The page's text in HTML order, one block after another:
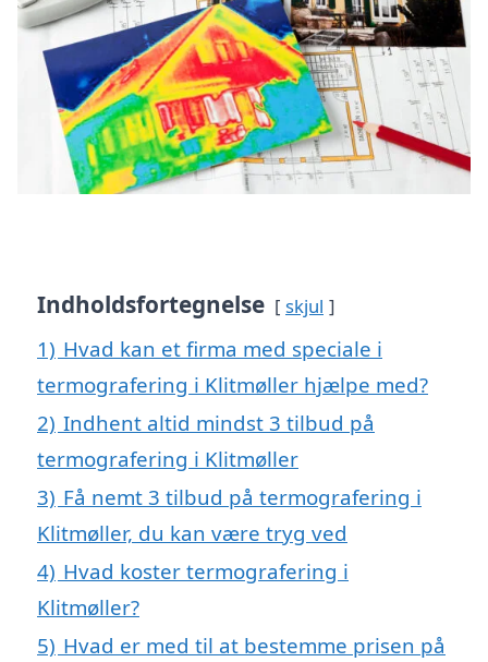
Indholdsfortegnelse skjul
1) Hvad kan et firma med speciale i
termografering i Klitmøller hjælpe med?
2) Indhent altid mindst 3 tilbud på
termografering i Klitmøller
3) Få nemt 3 tilbud på termografering i
Klitmøller, du kan være tryg ved
4) Hvad koster termografering i
Klitmøller?
5) Hvad er med til at bestemme prisen på